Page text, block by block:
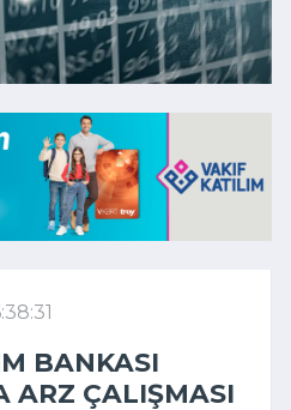
BANKASI
ARZ ÇALIŞMASI